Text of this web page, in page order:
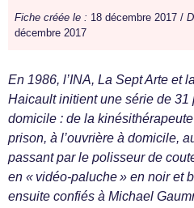
Fiche créée le : 18 décembre 2017 /
décembre 2017
En 1986, l’INA, La Sept Arte et
Haicault initient une série de 31
domicile : de la
prison, à l’ouvrière à domicile,
passant par le polisseur de
en « vidéo-paluche » en noir et
ensuite confiés à Michael